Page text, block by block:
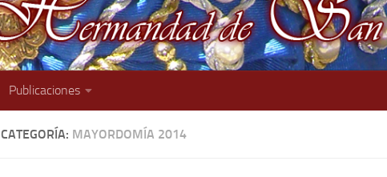
Publicaciones
CATEGORÍA: MAYORDOMÍA 2014